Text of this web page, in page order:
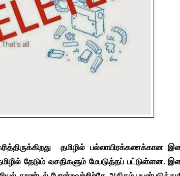
தமிழில்
தேடும் வசதிகளும் மேபடுத்தப் பட்டுள்ளன.